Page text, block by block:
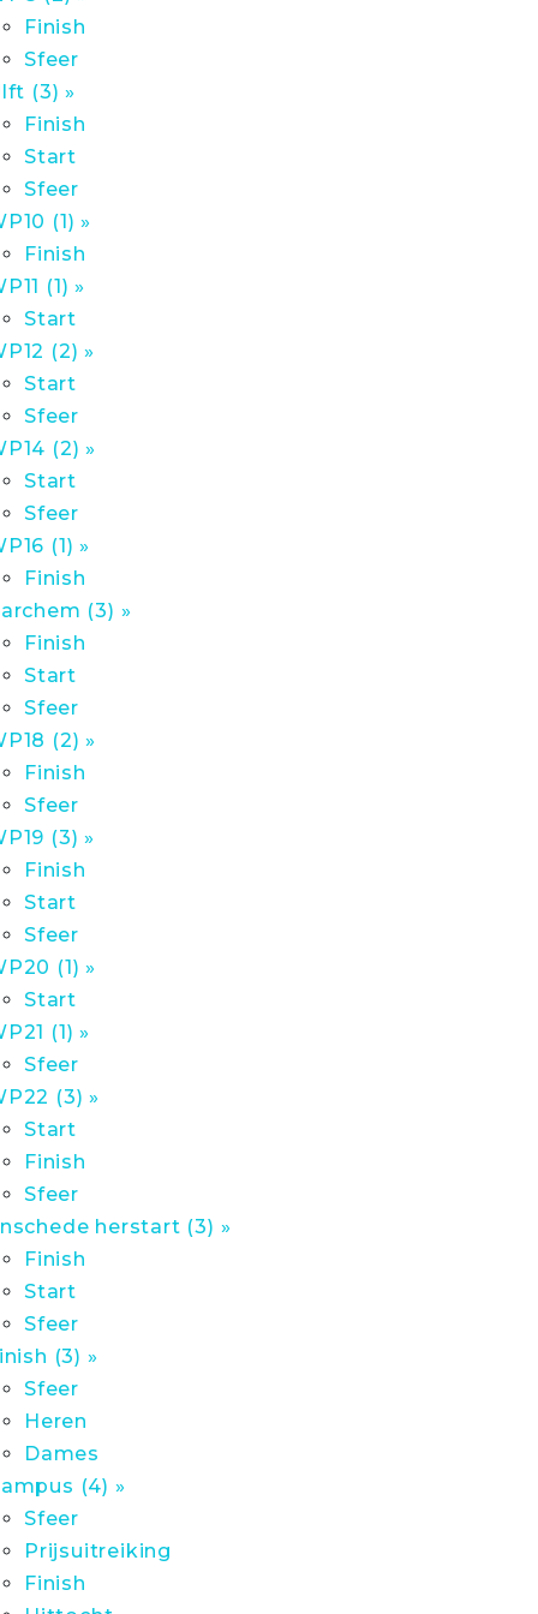
Finish
Sfeer
(3) »
Finish
Start
Sfeer
(1) »
Finish
(1) »
Start
(2) »
Start
Sfeer
(2) »
Start
Sfeer
(1) »
Finish
(3) »
Finish
Start
Sfeer
(2) »
Finish
Sfeer
(3) »
Finish
Start
Sfeer
(1) »
Start
(1) »
Sfeer
(3) »
Start
Finish
Sfeer
herstart (3) »
Finish
Start
Sfeer
(3) »
Sfeer
Heren
Dames
(4) »
Sfeer
Prijsuitreiking
Finish